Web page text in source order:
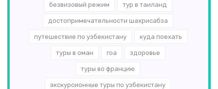
безвизовый режим тур в таиланд
достопримечательности шахрисабза
путешествие по узбекистану куда поехать
туры в оман гоа здоровье
туры во францию
экскурсионные туры по узбекистану